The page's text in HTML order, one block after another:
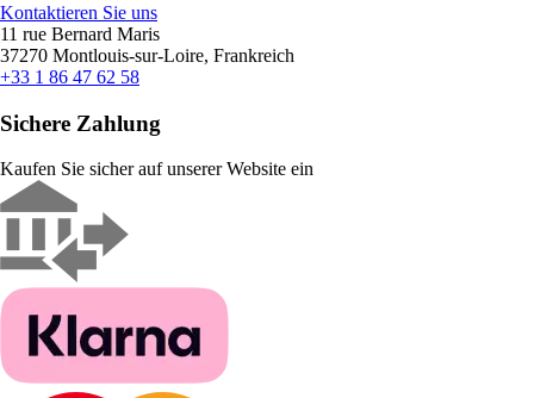
Kontaktieren Sie uns
11 rue Bernard Maris
37270 Montlouis-sur-Loire, Frankreich
+33 1 86 47 62 58
Sichere Zahlung
Kaufen Sie sicher auf unserer Website ein